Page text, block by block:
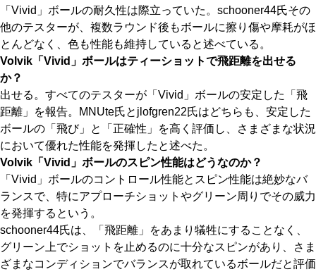
「Vivid」ボールの耐久性は際立っていた。schooner44氏その
他のテスターが、複数ラウンド後もボールに擦り傷や摩耗がほ
とんどなく、色も性能も維持していると述べている。
Volvik「Vivid」ボールはティーショットで飛距離を出せる
か？
出せる。すべてのテスターが「Vivid」ボールの安定した「飛
距離」を報告。MNUte氏とjlofgren22氏はどちらも、安定した
ボールの「飛び」と「正確性」を高く評価し、さまざまな状況
において優れた性能を発揮したと述べた。
Volvik「Vivid」ボールのスピン性能はどうなのか？
「Vivid」ボールのコントロール性能とスピン性能は絶妙なバ
ランスで、特にアプローチショットやグリーン周りでその威力
を発揮するという。
schooner44氏は、「飛距離」をあまり犠牲にすることなく、
グリーン上でショットを止めるのに十分なスピンがあり、さま
ざまなコンディションでバランスが取れているボールだと評価